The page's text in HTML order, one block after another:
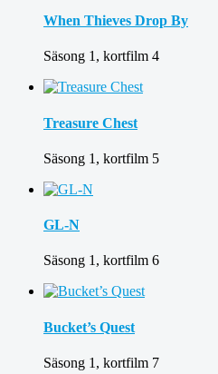
When Thieves Drop By
Säsong 1, kortfilm 4
Treasure Chest
Säsong 1, kortfilm 5
GL-N
Säsong 1, kortfilm 6
Bucket’s Quest
Säsong 1, kortfilm 7